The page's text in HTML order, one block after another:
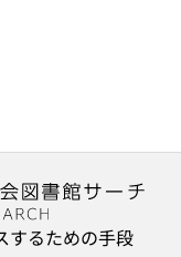
するための手段